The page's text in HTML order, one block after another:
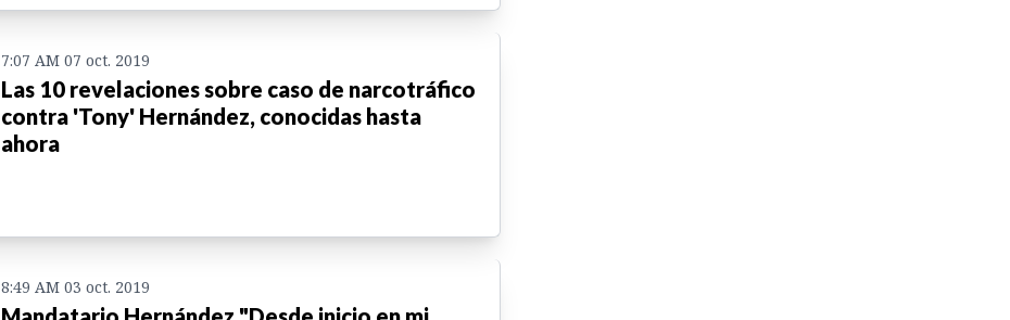
7:07 AM 07 oct. 2019
Las 10 revelaciones sobre caso de narcotráfico
contra 'Tony' Hernández, conocidas hasta
ahora
8:49 AM 03 oct. 2019